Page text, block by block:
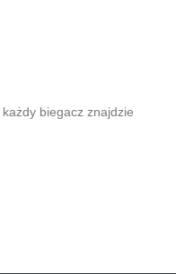
biegacz znajdzie